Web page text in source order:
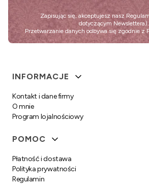
Zapisując się, akceptujesz nasz
dotyczącym Newslettera).
Przetwarzanie danych odbywa się zgodnie z
Linki w stopce
INFORMACJE
Kontakt i dane firmy
O mnie
Program lojalnościowy
POMOC
Płatność i dostawa
Polityka prywatności
Regulamin